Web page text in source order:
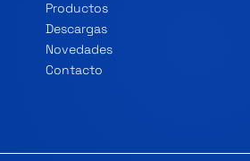
Productos
Descargas
Novedades
Contacto